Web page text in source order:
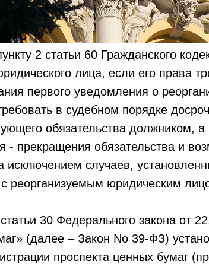
2 cтатьи 60 Гражданского
лица, если его права
первого уведомления о
в судебном порядке
обязательства должником,
- прекращения обязательства и
исключением случаев,
с реорганизуемым юридическим
30 Федерального закона от
(далее – Закон No 39-ФЗ)
проспекта ценных бумаг